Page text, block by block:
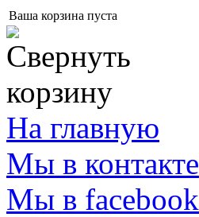
Ваша корзина пуста
На главную
Мы в контакте
Мы в facebook